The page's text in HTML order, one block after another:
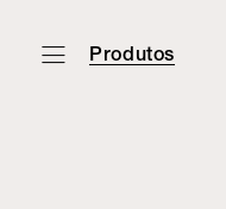
Produtos